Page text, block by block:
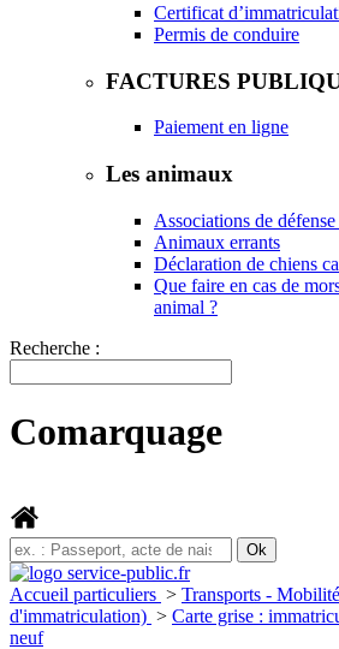
Certificat
Permis de conduire
FACTURES
Paiement en ligne
Les animaux
Associations de
Animaux errants
Déclaration de chiens
Que faire en cas de
animal ?
Recherche :
Comarquage
Accueil particuliers > Transports - Mobilité
d'immatriculation) > Carte grise :
neuf